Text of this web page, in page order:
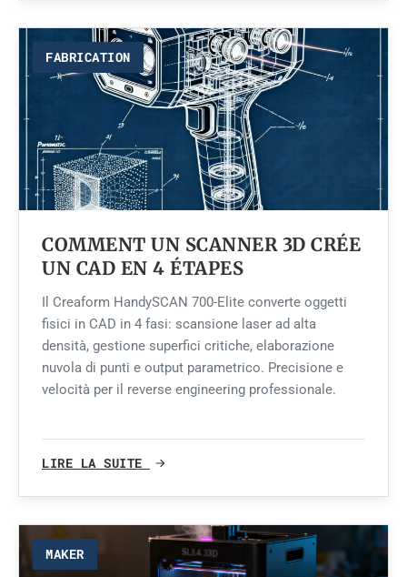
FABRICATION
COMMENT UN SCANNER 3D CRÉE
UN CAD EN 4 ÉTAPES
Il Creaform HandySCAN 700-Elite converte oggetti
fisici in CAD in 4 fasi: scansione laser ad alta
densità, gestione superfici critiche, elaborazione
nuvola di punti e output parametrico. Precisione e
velocità per il reverse engineering professionale.
LIRE LA SUITE
MAKER